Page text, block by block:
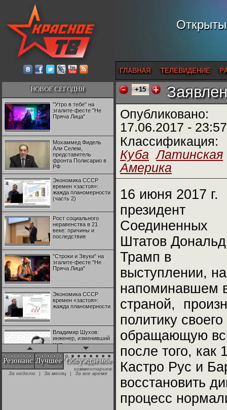
ГЛАВНАЯ ТЕЛЕВИДЕНИЕ
НОВОЕ СЕГОДНЯ
"Утро в тебе" на
эгалите-фесте "Не
Пряча Лица"
Мохаммед Фидель
Али Селем,
представитель
фронта Полисарио в
РФ
Экономика СССР
времен «застоя»:
жажда планомерности
(часть 2)
Рост социального
неравенства в 21
веке: причины и
последствия
"Строки и Звуки" на
эгалите-фесте "Не
Пряча Лица"
Экономика СССР
времен «застоя»:
жажда планомерности
Владимир Шухов:
инженер, изменивший
мир
"Аркадий Коц" на
эгалите-фесте "Не
Резонанс Лучшее Обсуждаемое
комментариев:
За неделю
| За месяц | За все время
+15
Опубликовано:
17.06.2017 - 23:57
Классификация:
Куба Латинская
Америка
16 июня 2017 г.
президент
Соединенных
Штатов Дональд
Трамп в
выступлении,
напоминавшем
страной,
политику
обращающую
после того, как
Кастро Рус и
восстановить
процесс